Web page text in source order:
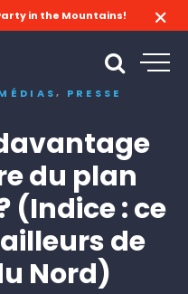
in the Mountains!
, PRESSE
du plan
(Indice : ce
de
Nord)